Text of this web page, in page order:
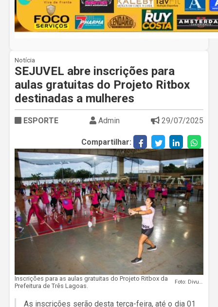
Notícia
SEJUVEL abre inscrições para
aulas gratuitas do Projeto Ritbox
destinadas a mulheres
ESPORTE Admin 29/07/2025
Compartilhar:
Inscrições para as aulas gratuitas do Projeto Ritbox da
Prefeitura de Três Lagoas.
Foto: Divulgação
As inscrições serão desta terça-feira, até o dia 01